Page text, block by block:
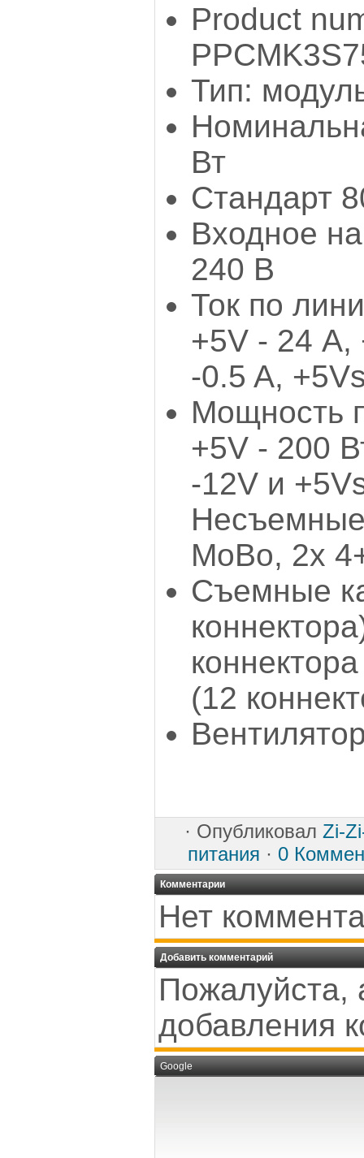
Product
Тип:
Вт
Стандарт
Входное
240 В
Ток по
+5V - 24 А,
-0.5 A,
Мощность
+5V - 200
-12V и
МоВо, 2х
Съемные
(12
· Опубликовал Zi-
питания · 0
Комментарии
Нет
Добавить комментарий
Пожалуйста,
добавления
Google